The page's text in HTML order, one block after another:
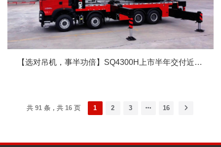
【选对吊机，事半功倍】SQ4300H上市半年交付近40台
共 91 条，共 16 页 1 2 3 16